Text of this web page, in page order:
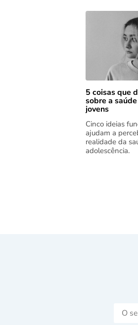
5 coisas que
sobre a
jovens
Cinco ideias
ajudam a
realidade da
adolescência.